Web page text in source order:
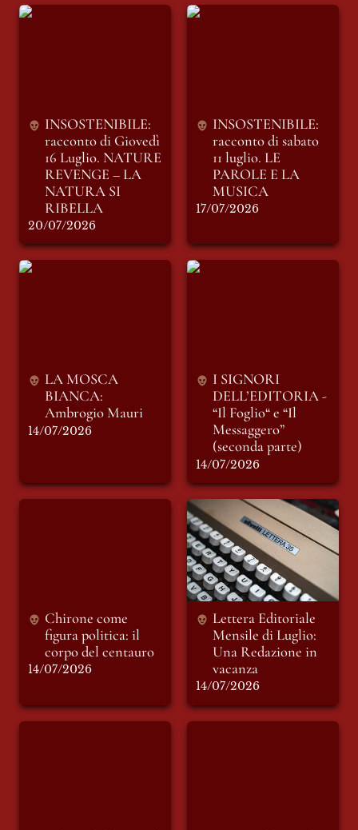
INSOSTENIBILE:
INSOSTENIBILE:
racconto di Giovedì
16 Luglio. NATURE
REVENGE – LA
NATURA SI
RIBELLA
20/07/2026
INSOSTENIBILE:
INSOSTENIBILE:
racconto di sabato
11 luglio. LE
PAROLE E LA
MUSICA
17/07/2026
LA MOSCA
LA MOSCA
BIANCA:
Ambrogio Mauri
14/07/2026
I SIGNORI
I SIGNORI
DELL’EDITORIA -
“Il Foglio“ e “Il
Messaggero”
(seconda parte)
14/07/2026
Chirone come
figura politica: il
corpo del centauro
14/07/2026
Lettera Editoriale
Mensile di Luglio:
Una Redazione in
vacanza
Lettera Editoriale
Mensile di Luglio:
Una Redazione in
vacanza
14/07/2026
Elogio dell’autorità
Lettera del 7 Luglio: